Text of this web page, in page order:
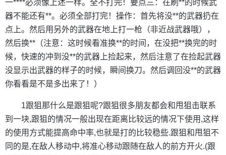
一****必须像上述一样。全不打完！要点三：在刷**的时候武
器不能还有**。必须全部打完！操作：首先将没**的武器扔在
点上。然后用另外的武器在地上打一枪（非近战武器哦），
然后换**（注意：这时候看准换**的时间，在没把**换完的时
候，快速的冲到没**的武器上捡起来，然后注意了在捡起武器
没显示出武器的样子的时候，瞬间换刀。然后调回没**的武器
你看看是不是多出来了！）
1跟狙那什么是跟狙呢?跟狙很多朋友都会和甩狙击联系
到一块,跟狙的情况一般出现在距离比较远的情况下使用,这样
的使用方式能提高命中率,也就是打的比较稳些.跟狙和甩狙不
同的是,在敌人移动中,将准心移动跟随在敌人的前方开火.(跟